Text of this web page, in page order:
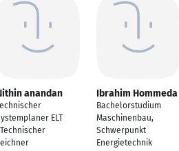
anandan
ELT
Ibrahim Hommeda
Bachelorstudium
Maschinenbau,
Schwerpunkt
Energietechnik